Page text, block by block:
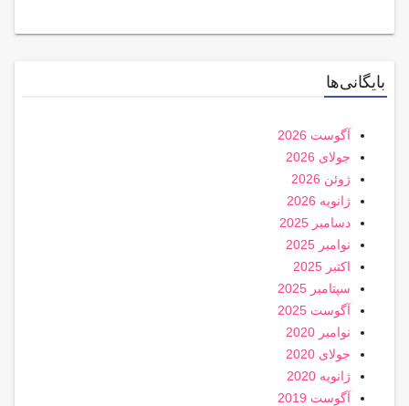
بایگانی‌ها
آگوست 2026
جولای 2026
ژوئن 2026
ژانویه 2026
دسامبر 2025
نوامبر 2025
اکتبر 2025
سپتامبر 2025
آگوست 2025
نوامبر 2020
جولای 2020
ژانویه 2020
آگوست 2019